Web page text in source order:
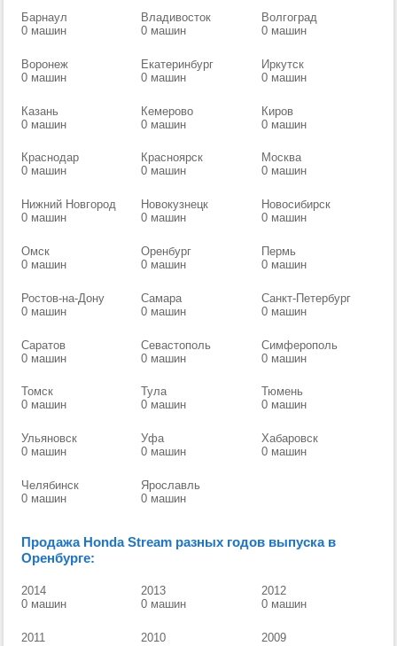
Барнаул
0 машин
Владивосток
0 машин
Волгоград
0 машин
Воронеж
0 машин
Екатеринбург
0 машин
Иркутск
0 машин
Казань
0 машин
Кемерово
0 машин
Киров
0 машин
Краснодар
0 машин
Красноярск
0 машин
Москва
0 машин
Нижний Новгород
0 машин
Новокузнецк
0 машин
Новосибирск
0 машин
Омск
0 машин
Оренбург
0 машин
Пермь
0 машин
Ростов-на-Дону
0 машин
Самара
0 машин
Санкт-Петербург
0 машин
Саратов
0 машин
Севастополь
0 машин
Симферополь
0 машин
Томск
0 машин
Тула
0 машин
Тюмень
0 машин
Ульяновск
0 машин
Уфа
0 машин
Хабаровск
0 машин
Челябинск
0 машин
Ярославль
0 машин
Продажа Honda Stream разных годов выпуска в
Оренбурге:
2014
0 машин
2013
0 машин
2012
0 машин
2011
2010
2009